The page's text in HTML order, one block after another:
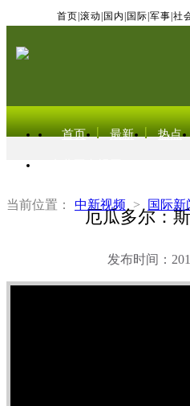
首页 滚动 国内 国际 军事 社
首页 最新 热点
当前位置： 中新视频 > 国际新
厄瓜多尔：
发布时间：